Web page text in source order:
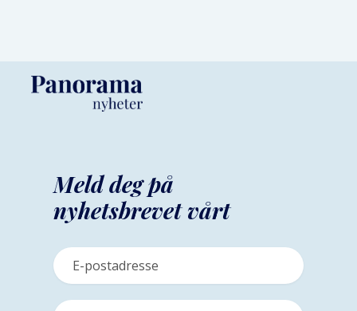
Meld deg på
nyhetsbrevet vårt